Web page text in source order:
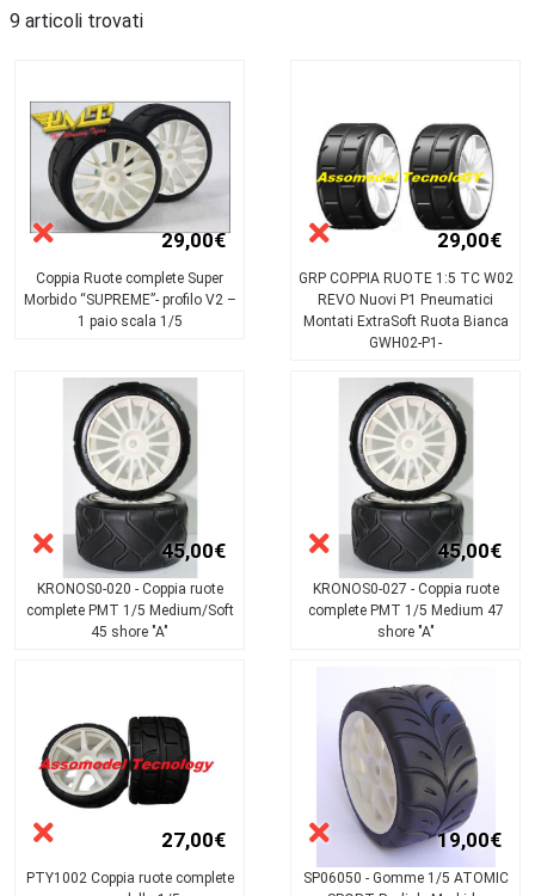
9 articoli trovati
29,00€
Coppia Ruote complete Super
Morbido “SUPREME”- profilo V2 –
1 paio scala 1/5
29,00€
GRP COPPIA RUOTE 1:5 TC W02
REVO Nuovi P1 Pneumatici
Montati ExtraSoft Ruota Bianca
GWH02-P1-
45,00€
KRONOS0-020 - Coppia ruote
complete PMT 1/5 Medium/Soft
45 shore "A"
45,00€
KRONOS0-027 - Coppia ruote
complete PMT 1/5 Medium 47
shore "A"
27,00€
PTY1002 Coppia ruote complete
19,00€
SP06050 - Gomme 1/5 ATOMIC